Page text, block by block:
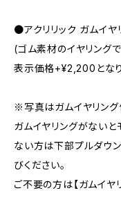
●アクリリック ガムイヤ
(ゴム素材のイヤリング
表示価格+¥2,200とな
※写真はガムイヤリング
ガムイヤリングがない
ない方は下部プルダウ
びください。
ご不要の方は【ガムイヤ